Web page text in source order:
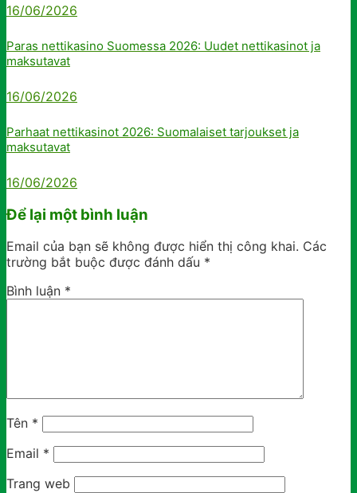
16/06/2026
Paras nettikasino Suomessa 2026: Uudet nettikasinot ja
maksutavat
16/06/2026
Parhaat nettikasinot 2026: Suomalaiset tarjoukset ja
maksutavat
16/06/2026
Để lại một bình luận
Email của bạn sẽ không được hiển thị công khai. Các
trường bắt buộc được đánh dấu *
Bình luận *
Tên *
Email *
Trang web